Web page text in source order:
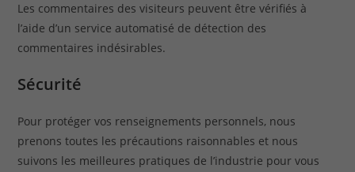
Les commentaires des visiteurs peuvent être vérifiés à
l’aide d’un service automatisé de détection des
commentaires indésirables.
Sécurité
Pour protéger vos renseignements personnels, nous
prenons toutes les précautions raisonnables et nous
suivons les meilleures pratiques de l’industrie pour vous